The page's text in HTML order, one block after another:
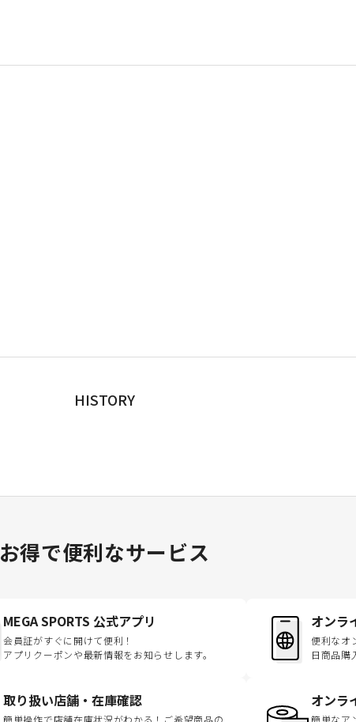
HISTORY
お得で便利なサービス
MEGA SPORTS 公式アプリ
会員証がすぐに開けて便利！
アプリクーポンや最新情報をお知らせします。
オンラ
便利なオ
日商品購
取り扱い店舗・在庫確認
簡単操作で店舗在庫状況がわかる！ご希望商品の
オンラ
簡単なア